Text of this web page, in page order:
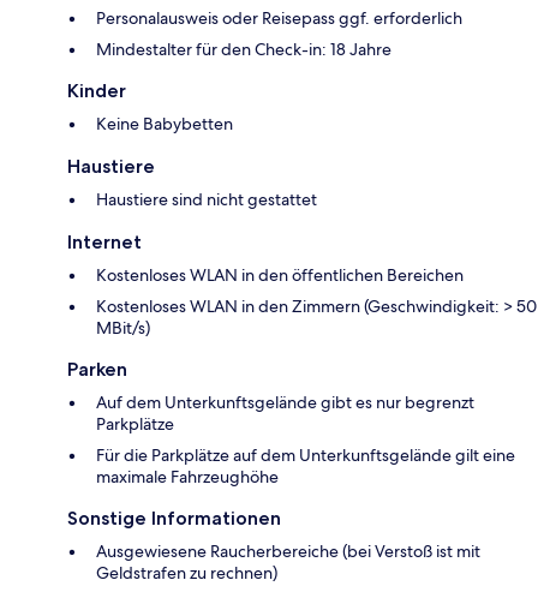
Personalausweis oder Reisepass ggf. erforderlich
Mindestalter für den Check-in: 18 Jahre
Kinder
Keine Babybetten
Haustiere
Haustiere sind nicht gestattet
Internet
Kostenloses WLAN in den öffentlichen Bereichen
Kostenloses WLAN in den Zimmern (Geschwindigkeit: > 50
MBit/s)
Parken
Auf dem Unterkunftsgelände gibt es nur begrenzt
Parkplätze
Für die Parkplätze auf dem Unterkunftsgelände gilt eine
maximale Fahrzeughöhe
Sonstige Informationen
Ausgewiesene Raucherbereiche (bei Verstoß ist mit
Geldstrafen zu rechnen)